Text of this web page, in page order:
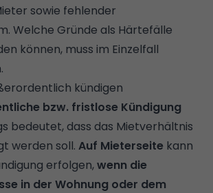
sowie fehlender
Welche Gründe als Härtefälle
können, muss im Einzelfall
kündigen
bzw. fristlose Kündigung
bedeutet, dass das Mietverhältnis
werden soll. Auf Mieterseite kann
erfolgen,wenn die
in der Wohnung oder dem